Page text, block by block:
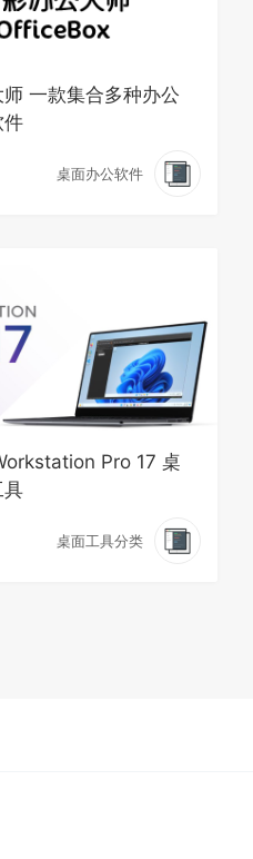
一款集合多种办公
件
桌面办公软件
Pro 17 桌
具
桌面工具分类